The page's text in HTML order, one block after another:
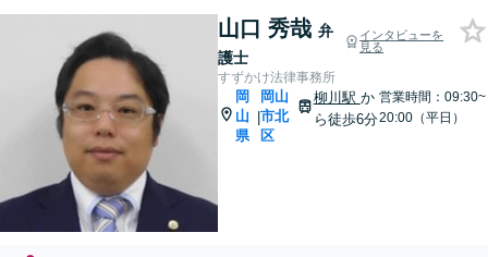
山口 秀哉 弁
護士
インタビューを
見る
すずかけ法律事務所
岡
山
県
|
岡山
市北
区
柳川駅 か
ら徒歩6分
営業時間：09:30~
20:00（平日）